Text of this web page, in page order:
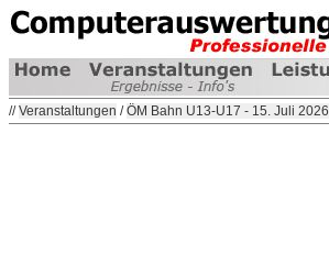
//Veranstaltungen /ÖM Bahn U13-U17 - 15. Juli 2026